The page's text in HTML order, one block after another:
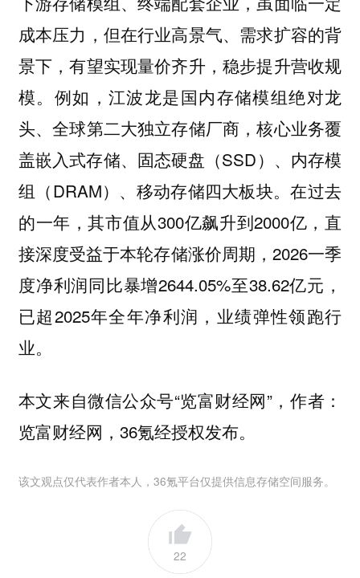
成本压力，但在行业高景气、需求扩容的背
景下，有望实现量价齐升，稳步提升营收规
模。例如，江波龙是国内存储模组绝对龙
头、全球第二大独立存储厂商，核心业务覆
盖嵌入式存储、固态硬盘（SSD）、内存模
组（DRAM）、移动存储四大板块。在过去
的一年，其市值从300亿飙升到2000亿，直
接深度受益于本轮存储涨价周期，2026一季
度净利润同比暴增2644.05%至38.62亿元，
已超2025年全年净利润，业绩弹性领跑行
业。
本文来自微信公众号“览富财经网”，作者：
览富财经网，36氪经授权发布。
该文观点仅代表作者本人，36氪平台仅提供信息存储空间服务。
22